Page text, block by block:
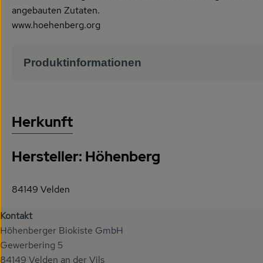
angebauten Zutaten.
www.hoehenberg.org
Produktinformationen
Herkunft
Hersteller: Höhenberg
84149 Velden
Kontakt
Höhenberger Biokiste GmbH
Gewerbering 5
84149 Velden an der Vils